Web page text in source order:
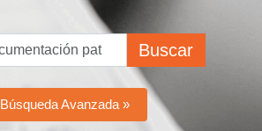
Buscar
Búsqueda Avanzada »